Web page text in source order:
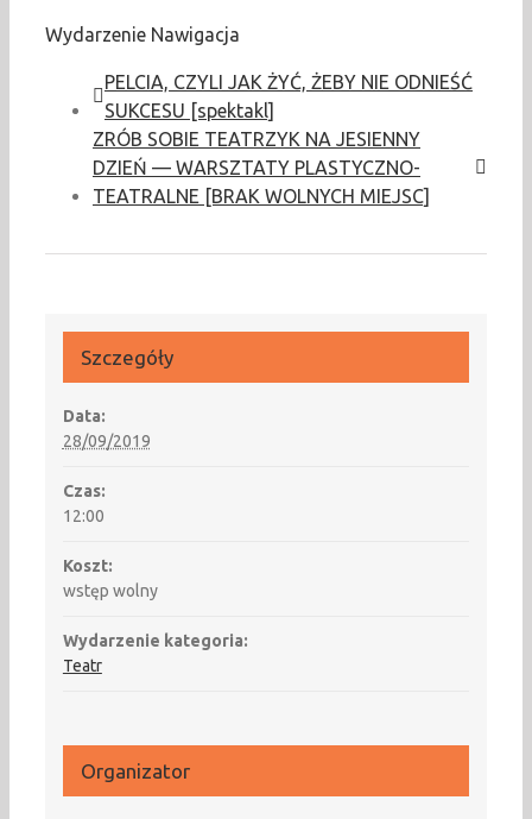
Wydarzenie Nawigacja
PELCIA, CZYLI JAK ŻYĆ, ŻEBY NIE ODNIEŚĆ
SUKCESU [spektakl]
ZRÓB SOBIE TEATRZYK NA JESIENNY
DZIEŃ — WARSZTATY PLASTYCZNO-
TEATRALNE [BRAK WOLNYCH MIEJSC]
Szczegóły
Data:
28/09/2019
Czas:
12:00
Koszt:
wstęp wolny
Wydarzenie kategoria:
Teatr
Organizator